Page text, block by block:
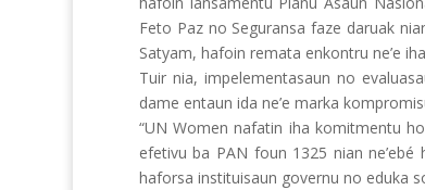
Feto Paz no Seguransa faze daruak
Satyam, hafoin remata enkontru ne’e
Tuir nia, impelementasaun no
dame entaun ida ne’e marka
“UN Women nafatin iha komitmentu
efetivu ba PAN foun 1325 nian
haforsa instituisaun governu no eduka